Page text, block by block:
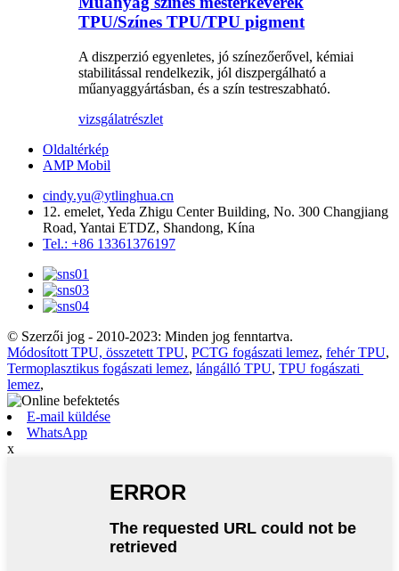
TPU/Színes TPU/TPU pigment
A diszperzió egyenletes, jó színezőerővel, kémiai
stabilitással rendelkezik, jól diszpergálható a
műanyaggyártásban, és a szín testreszabható.
vizsgálatrészlet
Oldaltérkép
AMP Mobil
cindy.yu@ytlinghua.cn
12. emelet, Yeda Zhigu Center Building, No. 300 Changjiang
Road, Yantai ETDZ, Shandong, Kína
Tel.: +86 13361376197
© Szerzői jog - 2010-2023: Minden jog fenntartva.
Módosított TPU, összetett TPU, PCTG fogászati ​​lemez, fehér TPU,
Termoplasztikus fogászati ​​lemez, lángálló TPU, TPU fogászati ​​
lemez,
E-mail küldése
WhatsApp
x